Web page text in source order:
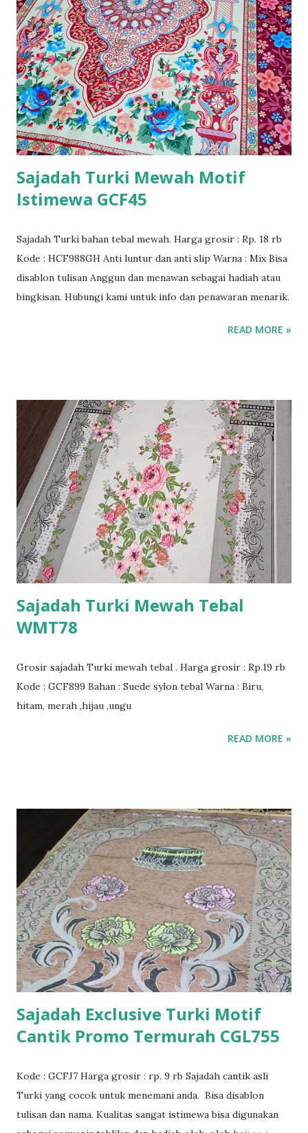
Sajadah Turki Mewah Motif
Istimewa GCF45
Sajadah Turki bahan tebal mewah. Harga grosir : Rp. 18 rb
Kode : HCF988GH Anti luntur dan anti slip Warna : Mix Bisa
disablon tulisan Anggun dan menawan sebagai hadiah atau
bingkisan. Hubungi kami untuk info dan penawaran menarik.
READ MORE »
Sajadah Turki Mewah Tebal
WMT78
Grosir sajadah Turki mewah tebal . Harga grosir : Rp.19 rb
Kode : GCF899 Bahan : Suede sylon tebal Warna : Biru,
hitam, merah ,hijau ,ungu
READ MORE »
Sajadah Exclusive Turki Motif
Cantik Promo Termurah CGL755
Kode : GCFJ7 Harga grosir : rp. 9 rb Sajadah cantik asli
Turki yang cocok untuk menemani anda. Bisa disablon
tulisan dan nama. Kualitas sangat istimewa bisa digunakan